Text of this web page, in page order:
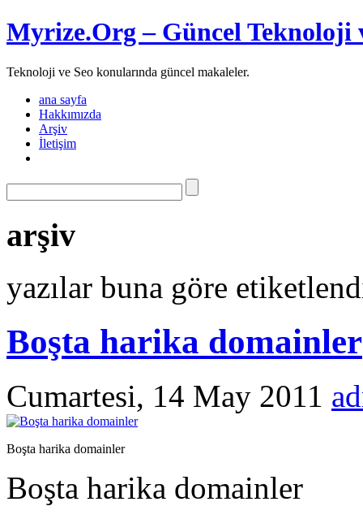
Myrize.Org – Güncel Teknoloji
Teknoloji ve Seo konularında güncel makaleler.
ana sayfa
Hakkımızda
Arşiv
İletişim
arşiv
yazılar buna göre
Boşta harika domainler
Cumartesi, 14 May 2011
Boşta harika domainler
Boşta harika domainler